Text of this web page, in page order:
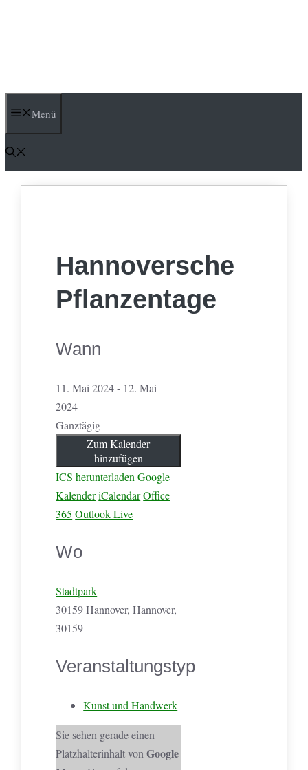
Menü
Hannoversche
Pflanzentage
Wann
11. Mai 2024 - 12. Mai
2024
Ganztägig
Zum Kalender
hinzufügen
ICS herunterladen Google
KalenderiCalendarOffice
365 Outlook Live
Wo
Stadtpark
30159 Hannover, Hannover,
30159
Veranstaltungstyp
Kunst und Handwerk
Sie sehen gerade einen
Platzhalterinhalt vonGoogle